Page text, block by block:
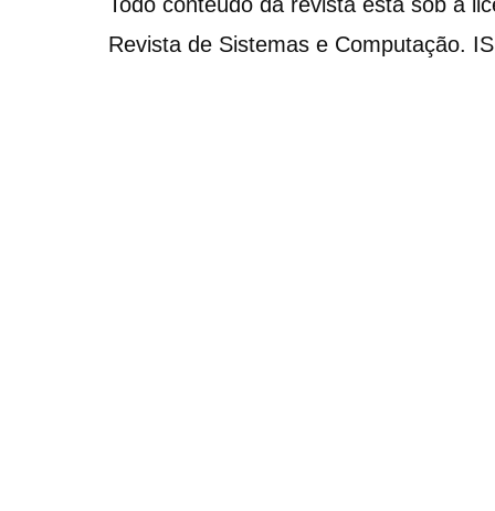
Revista de Sistemas e Computação.